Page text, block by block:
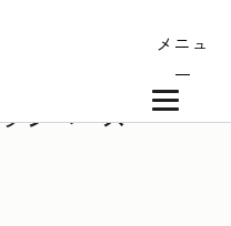
メニュ
ー
ジベース